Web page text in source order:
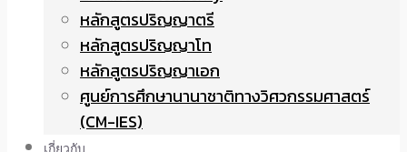
หลักสูตรปริญญาตรี
หลักสูตรปริญญาโท
หลักสูตรปริญญาเอก
ศูนย์การศึกษานานาชาติทางวิศวกรรมศาสตร์
(CM-IES)
เกี่ยวกับ